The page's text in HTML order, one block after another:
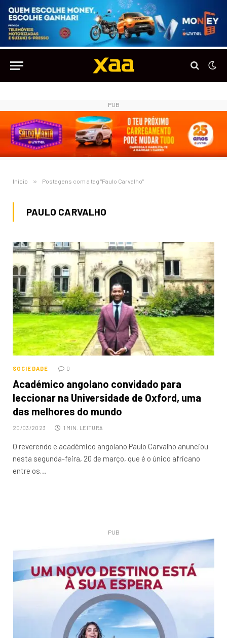
PUB
Início » Postagens com a tag "Paulo Carvalho"
PAULO CARVALHO
SOCIEDADE 0
Académico angolano convidado para
leccionar na Universidade de Oxford, uma
das melhores do mundo
20/03/2023 1 MIN. LEITURA
O reverendo e académico angolano Paulo Carvalho anunciou
nesta segunda-feira, 20 de março, que é o único africano
entre os…
PUB